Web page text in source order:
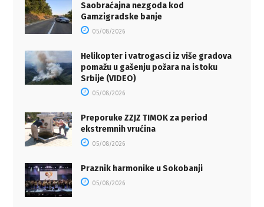
Saobraćajna nezgoda kod
Gamzigradske banje
05/08/2026
Helikopter i vatrogasci iz više gradova
pomažu u gašenju požara na istoku
Srbije (VIDEO)
05/08/2026
Preporuke ZZJZ TIMOK za period
ekstremnih vrućina
05/08/2026
Praznik harmonike u Sokobanji
05/08/2026